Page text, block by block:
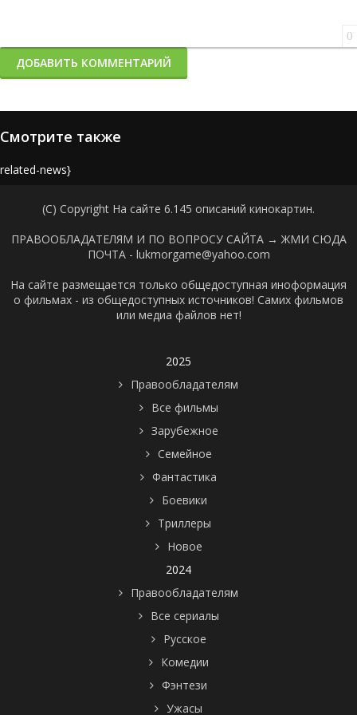
0
ДОБАВИТЬ КОММЕНТАРИЙ
Смотрите также
news}
(C) Copyright На сайте 6.145 описаний кинокартин.
ПРАВООБЛАДАТЕЛЯМ И ПО ВОПРОСУ САЙТА → ЖМИ СЮДА
ПОЧТА - lukmorgame@yahoo.com
На сайте размещается только общедоступная иноформация
о фильмах - из общедоступных источников! Самих фильмов
или медиа файлов нет!
2025
Правообладателям
Все фильмы
Зарубежное
Семейное
Фантастика
Боевики
Триллеры
Новое
2024
Правообладателям
Все сериалы
Русское
Комедии
Фэнтези
Ужасы